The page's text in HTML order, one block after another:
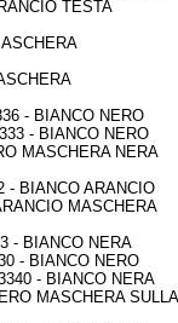
TESTA
- BIANCO NERO
- BIANCO NERO
MASCHERA NERA
- BIANCO ARANCIO
MASCHERA
- BIANCO NERA
- BIANCO NERO
- BIANCO NERA
MASCHERA SULLA